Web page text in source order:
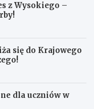
z Wysokiego –
się do Krajowego
dla uczniów w